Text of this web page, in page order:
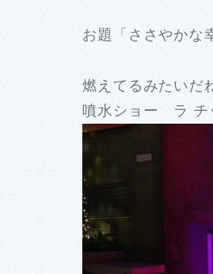
お題「ささやかな
燃えてるみたいだ
噴水ショー ラ チ